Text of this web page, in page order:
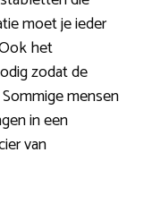
moet je ieder
het
zodat de
mensen
in een
van